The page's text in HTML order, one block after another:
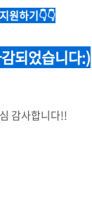
원하기👇👇
되었습니다:)
감사합니다!!